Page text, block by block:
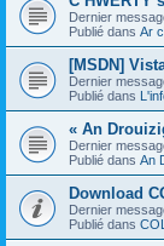
Dernier
Publié dans Ar
[MSDN]
Dernier
Publié dans
« An
Dernier
Publié dans An
Download
Dernier
Publié dans